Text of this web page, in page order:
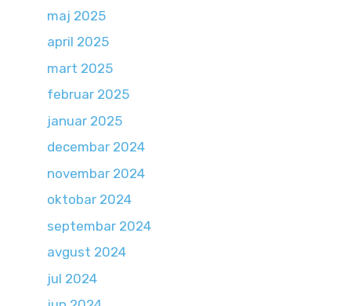
maj 2025
april 2025
mart 2025
februar 2025
januar 2025
decembar 2024
novembar 2024
oktobar 2024
septembar 2024
avgust 2024
jul 2024